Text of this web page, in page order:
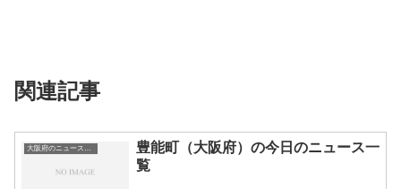
関連記事
大阪府のニュース一覧
豊能町（大阪府）の今日のニュース一
覧